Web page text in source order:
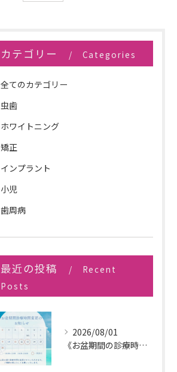
カテゴリー Categories
全てのカテゴリー
虫歯
ホワイトニング
矯正
インプラント
小児
歯周病
最近の投稿
Recent
Posts
2026/08/01
《お盆期間の診療時間変更のお知らせ》